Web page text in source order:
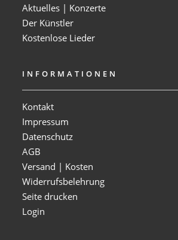
Aktuelles | Konzerte
Der Künstler
Kostenlose Lieder
INFORMATIONEN
Kontakt
Impressum
Datenschutz
AGB
Versand | Kosten
Widerrufsbelehrung
Seite drucken
Login